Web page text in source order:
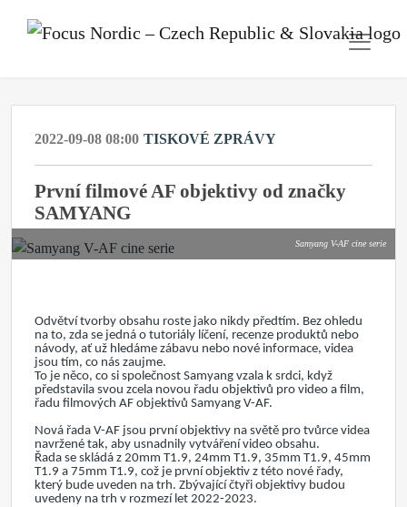
2022-09-08 08:00 TISKOVÉ ZPRÁVY
První filmové AF objektivy od značky
SAMYANG
Samyang V-AF cine serie
Odvětví tvorby obsahu roste jako nikdy předtím. Bez ohledu
na to, zda se jedná o tutoriály líčení, recenze produktů nebo
návody, ať už hledáme zábavu nebo nové informace, videa
jsou tím, co nás zaujme.
To je něco, co si společnost Samyang vzala k srdci, když
představila svou zcela novou řadu objektivů pro video a film,
řadu filmových AF objektivů Samyang V-AF.
Nová řada V-AF jsou první objektivy na světě pro tvůrce videa
navržené tak, aby usnadnily vytváření video obsahu.
Řada se skládá z 20mm T1.9, 24mm T1.9, 35mm T1.9, 45mm
T1.9 a 75mm T1.9, což je první objektiv z této nové řady,
který bude uveden na trh. Zbývající čtyři objektivy budou
uvedeny na trh v rozmezí let 2022-2023.